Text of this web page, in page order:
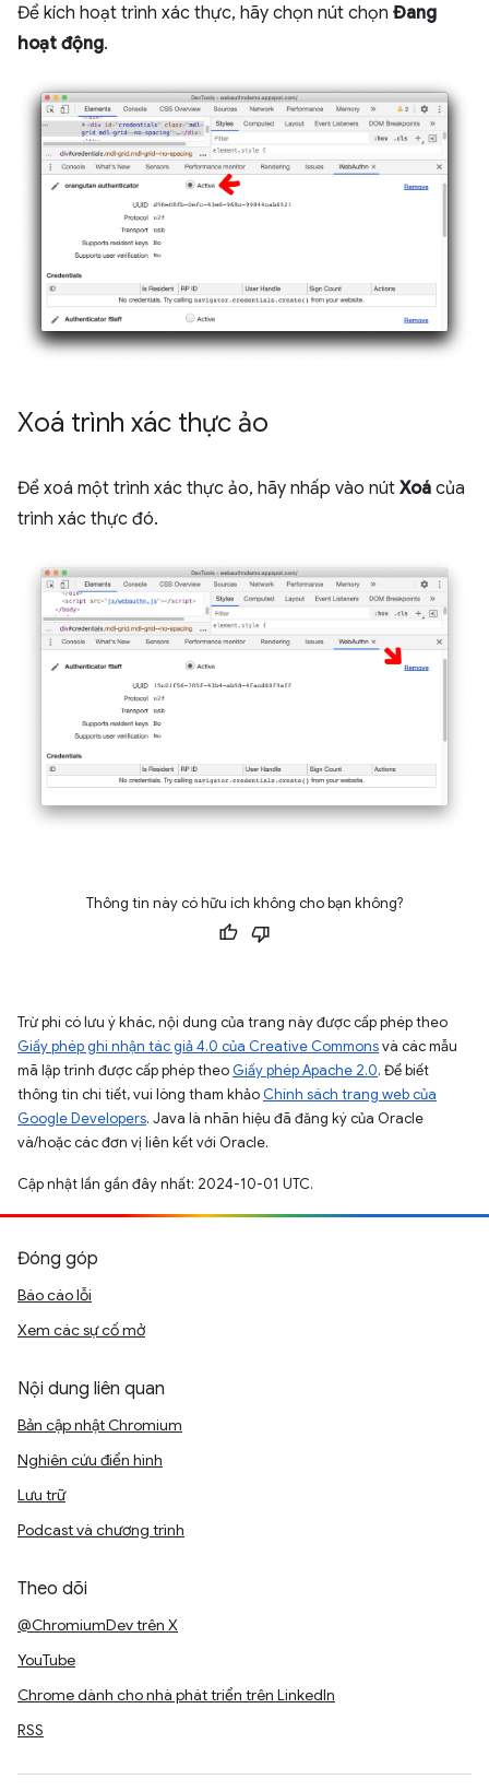
Để kích hoạt trình xác thực, hãy chọn nút chọn Đang
hoạt động.
Xoá trình xác thực ảo
Để xoá một trình xác thực ảo, hãy nhấp vào nút Xoá của
trình xác thực đó.
Thông tin này có hữu ích không cho bạn không?
Trừ phi có lưu ý khác, nội dung của trang này được cấp phép theo
Giấy phép ghi nhận tác giả 4.0 của Creative Commonsvà các mẫu
mã lập trình được cấp phép theo Giấy phép Apache 2.0. Để biết
thông tin chi tiết, vui lòng tham khảo Chính sách trang web của
Google Developers. Java là nhãn hiệu đã đăng ký của Oracle
và/hoặc các đơn vị liên kết với Oracle.
Cập nhật lần gần đây nhất: 2024-10-01 UTC.
Đóng góp
Báo cáo lỗi
Xem các sự cố mở
Nội dung liên quan
Bản cập nhật Chromium
Nghiên cứu điển hình
Lưu trữ
Podcast và chương trình
Theo dõi
@ChromiumDev trên X
YouTube
Chrome dành cho nhà phát triển trên LinkedIn
RSS